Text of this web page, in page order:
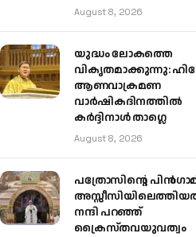
August 8, 2026
യുദ്ധം ലോകത്തെ
വികൃതമാക്കുന്നു:
ആണവാക്രമണ
വാർഷികദിനത്തിൽ
കർദ്ദിനാൾ താഗ്ലെ
August 8, 2026
പത്രോസിന്റെ
നന്ദി പറഞ്ഞ്
ക്രൈസ്തവയുവത്വം